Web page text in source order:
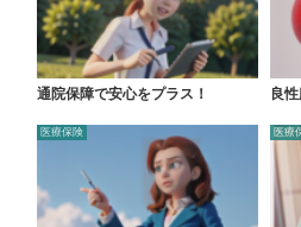
通院保障で安心をプラス！ 良
医療保険 医療